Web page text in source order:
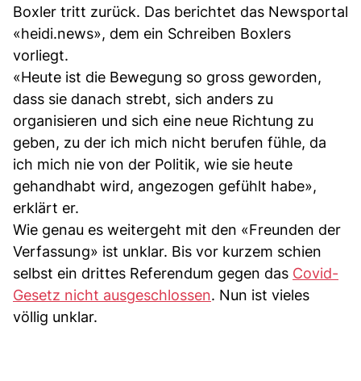
Boxler tritt zurück. Das berichtet das Newsportal
«heidi.news», dem ein Schreiben Boxlers
vorliegt.
«Heute ist die Bewegung so gross geworden,
dass sie danach strebt, sich anders zu
organisieren und sich eine neue Richtung zu
geben, zu der ich mich nicht berufen fühle, da
ich mich nie von der Politik, wie sie heute
gehandhabt wird, angezogen gefühlt habe»,
erklärt er.
Wie genau es weitergeht mit den «Freunden der
Verfassung» ist unklar. Bis vor kurzem schien
selbst ein drittes Referendum gegen das Covid-
Gesetz nicht ausgeschlossen. Nun ist vieles
völlig unklar.